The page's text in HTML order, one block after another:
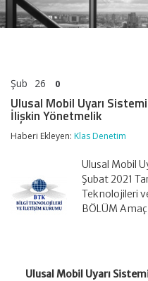
Şub 26 0
Ulusal Mobil Uyarı
İlişkin Yönetmelik
Haberi Ekleyen: Klas Denetim
Ulusal Mobil
Şubat 2021
Teknolojileri
BÖLÜM
Ulusal Mobil Uyarı